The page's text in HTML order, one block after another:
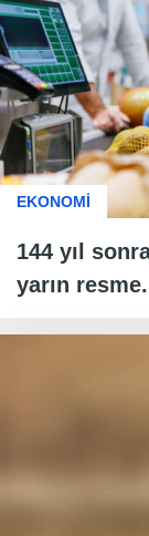
EKONOMİ
144 yıl
yarın